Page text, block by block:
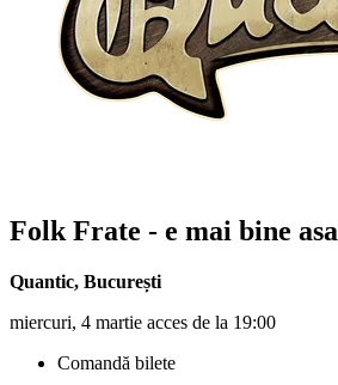
Folk Frate - e mai bine asa
Quantic, București
miercuri, 4 martie acces de la 19:00
Comandă bilete